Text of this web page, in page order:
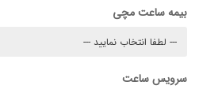
بیمه ساعت مچی
سرویس ساعت